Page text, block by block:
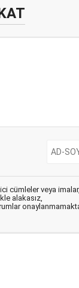
cümleler veya
alakasız,